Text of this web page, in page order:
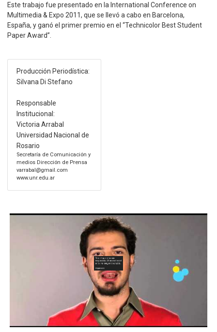
Este trabajo fue presentado en la International Conference on
Multimedia & Expo 2011, que se llevó a cabo en Barcelona,
España, y ganó el primer premio en el “Technicolor Best Student
Paper Award”.
Producción Periodística:
Silvana Di Stefano
Responsable
Institucional:
Victoria Arrabal
Universidad Nacional de
Rosario
Secretaría de Comunicación y
medios Dirección de Prensa
varrabal@gmail.com
www.unr.edu.ar